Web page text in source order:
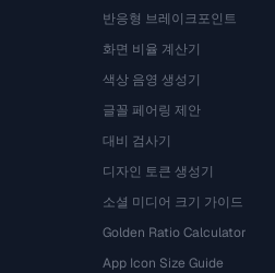
반응형 브레이크포인트
화면 비율 계산기
색상 음영 생성기
글꼴 페어링 제안
대비 검사기
디자인 토큰 생성기
소셜 미디어 크기 가이드
Golden Ratio Calculator
App Icon Size Guide